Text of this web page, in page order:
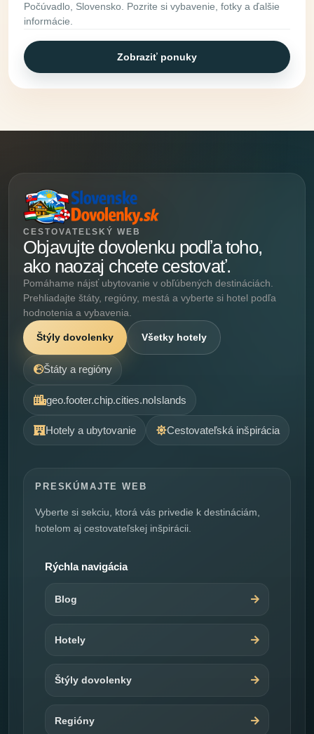
Počúvadlo, Slovensko. Pozrite si vybavenie, fotky a ďalšie
informácie.
Zobraziť ponuky
CESTOVATEĽSKÝ WEB
Objavujte dovolenku podľa toho,
ako naozaj chcete cestovať.
Pomáhame nájsť ubytovanie v obľúbených destináciách.
Prehliadajte štáty, regióny, mestá a vyberte si hotel podľa
hodnotenia a vybavenia.
Štýly dovolenky Všetky hotely
Štáty a regióny
geo.footer.chip.cities.noIslands
Hotely a ubytovanie Cestovateľská inšpirácia
PRESKÚMAJTE WEB
Vyberte si sekciu, ktorá vás privedie k destináciám,
hotelom aj cestovateľskej inšpirácii.
Rýchla navigácia
Blog
Hotely
Štýly dovolenky
Regióny